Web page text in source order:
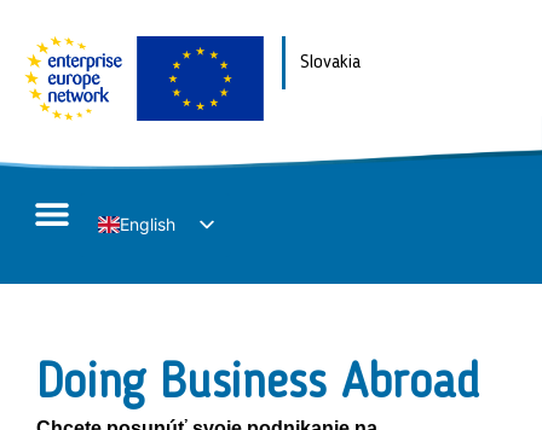
Slovakia
English
Doing Business Abroad